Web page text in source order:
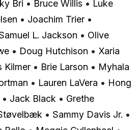
Bri • Bruce Willis • Luke
• Joachim Trier •
L. Jackson • Olive
• Doug Hutchison • Xaria
Kilmer • Brie Larson • Myhala
• Lauren LaVera • Hong
• Jack Black • Grethe
• Sammy Davis Jr. •